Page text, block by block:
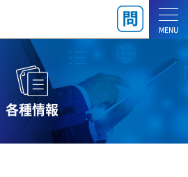
MENU
各種情報